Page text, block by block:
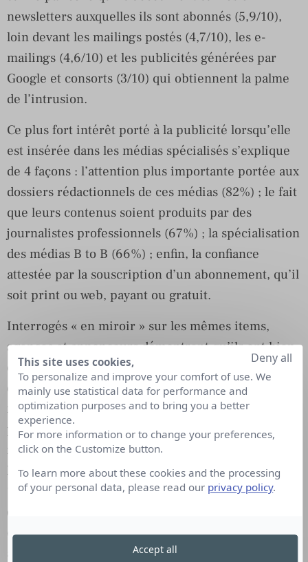
newsletters auxquelles ils sont abonnés (5,9/10),
loin devant les mailings postés (4,7/10), les e-
mailings (4,6/10) et les publicités générées par
Google et consorts (3/10) qui obtiennent la palme
de l’intrusion.
Ce plus fort intérêt porté à la publicité lorsqu’elle
est insérée dans les médias spécialisés s’explique
de 4 façons : l’attention plus importante portée aux
dossiers rédactionnels de ces médias (82%) ; le fait
que leurs contenus soient produits par des
journalistes professionnels (67%) ; la spécialisation
des médias B to B (66%) ; enfin, la confiance
attestée par la souscription d’un abonnement, qu’il
soit print ou web, payant ou gratuit.
Interrogés « en miroir » sur les mêmes items,
agences et annonceurs démontrent qu’ils ont bien
conscience des apports des médias à la publicité
qu’ils y insèrent. Surprise de l’étude : ils sont
même nettement plus nombreux que les lecteurs
papier et en ligne à valoriser l’apport des marques
médias (+ 22 points pour les agences et + 20 pour
les annonceurs), celui des dossiers thématiques (+
15 pour les agences et + 6 pour les annonceurs) ou
encore le fait que les contenus soient produits par
des journalistes professionnels (+ 18 pour les
agences et + 16 pour les annonceurs).
This site uses cookies,
To personalize and improve your comfort of use. We
mainly use statistical data for performance and
optimization purposes and to bring you a better
experience.
For more information or to change your preferences,
click on the Customize button.
To learn more about these cookies and the processing
of your personal data, please read our privacy policy.
Deny all
Accept all